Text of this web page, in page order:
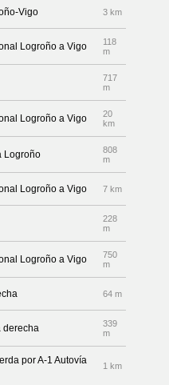
Vigo 3 km
Logroño a Vigo
118
m
717
m
Logroño a Vigo
20
km
Logroño
808
m
Logroño a Vigo 7 km
228
m
Logroño a Vigo
750
m
64 m
derecha
339
m
por A-1 Autovía
1 km